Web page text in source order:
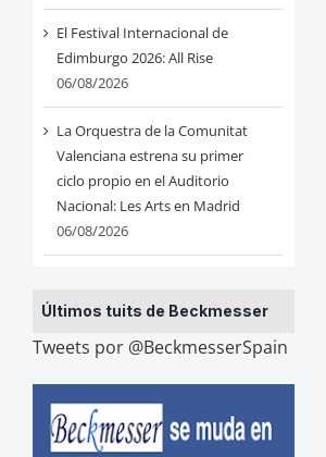
El Festival Internacional de
Edimburgo 2026: All Rise
06/08/2026
La Orquestra de la Comunitat
Valenciana estrena su primer
ciclo propio en el Auditorio
Nacional: Les Arts en Madrid
06/08/2026
Últimos tuits de Beckmesser
Tweets por @BeckmesserSpain